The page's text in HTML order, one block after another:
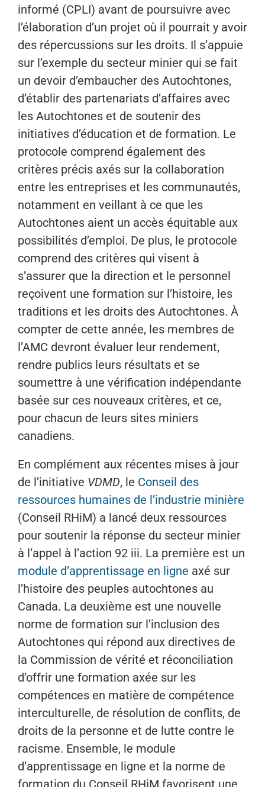
informé (CPLI) avant de poursuivre avec
l’élaboration d’un projet où il pourrait y avoir
des répercussions sur les droits. Il s’appuie
sur l’exemple du secteur minier qui se fait
un devoir d’embaucher des Autochtones,
d’établir des partenariats d’affaires avec
les Autochtones et de soutenir des
initiatives d’éducation et de formation. Le
protocole comprend également des
critères précis axés sur la collaboration
entre les entreprises et les communautés,
notamment en veillant à ce que les
Autochtones aient un accès équitable aux
possibilités d’emploi. De plus, le protocole
comprend des critères qui visent à
s’assurer que la direction et le personnel
reçoivent une formation sur l’histoire, les
traditions et les droits des Autochtones. À
compter de cette année, les membres de
l’AMC devront évaluer leur rendement,
rendre publics leurs résultats et se
soumettre à une vérification indépendante
basée sur ces nouveaux critères, et ce,
pour chacun de leurs sites miniers
canadiens.
En complément aux récentes mises à jour
de l’initiative VDMD, le Conseil des
ressources humaines de l’industrie minière
(Conseil RHiM) a lancé deux ressources
pour soutenir la réponse du secteur minier
à l’appel à l’action 92 iii. La première est un
module d’apprentissage en ligne axé sur
l’histoire des peuples autochtones au
Canada. La deuxième est une nouvelle
norme de formation sur l’inclusion des
Autochtones qui répond aux directives de
la Commission de vérité et réconciliation
d’offrir une formation axée sur les
compétences en matière de compétence
interculturelle, de résolution de conflits, de
droits de la personne et de lutte contre le
racisme. Ensemble, le module
d’apprentissage en ligne et la norme de
formation du Conseil RHiM favorisent une